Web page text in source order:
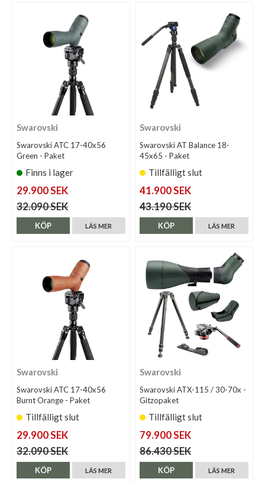
Swarovski
Swarovski ATC 17-40x56
Green - Paket
Finns i lager
29.900 SEK
32.090 SEK
LÄS MER
KÖP
Swarovski
Swarovski AT Balance 18-
45x65 - Paket
Tillfälligt slut
41.900 SEK
43.190 SEK
LÄS MER
KÖP
Swarovski
Swarovski ATC 17-40x56
Burnt Orange - Paket
Tillfälligt slut
29.900 SEK
32.090 SEK
LÄS MER
KÖP
Swarovski
Swarovski ATX-115 / 30-70x -
Gitzopaket
Tillfälligt slut
79.900 SEK
86.430 SEK
LÄS MER
KÖP